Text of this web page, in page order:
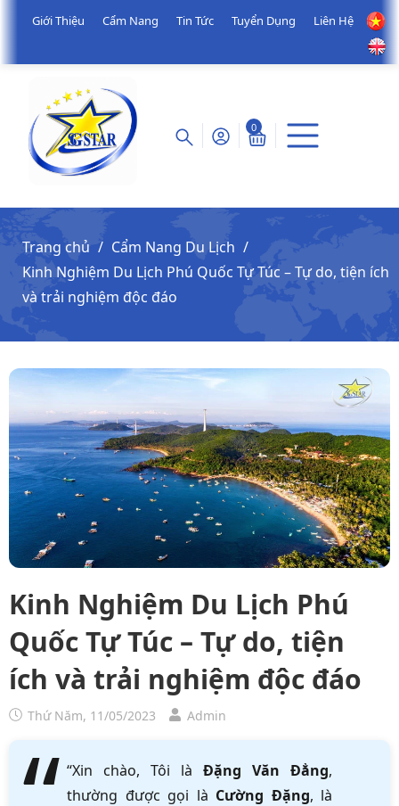
Giới Thiệu Cẩm Nang Tin Tức Tuyển Dụng Liên Hệ
0
Trang chủ
Cẩm Nang Du Lịch
Kinh Nghiệm Du Lịch Phú Quốc Tự Túc – Tự do, tiện ích
và trải nghiệm độc đáo
Kinh Nghiệm Du Lịch Phú
Quốc Tự Túc – Tự do, tiện
ích và trải nghiệm độc đáo
Thứ Năm, 11/05/2023 Admin
“Xin chào, Tôi là Đặng Văn Đẳng,
thường được gọi là Cường Đặng, là